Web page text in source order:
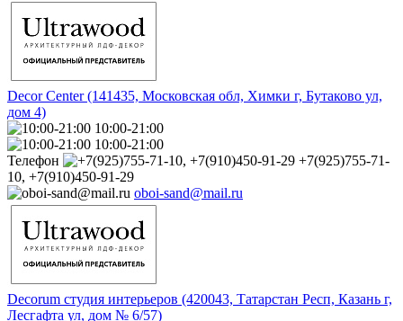
Decor Center (141435, Московская обл, Химки г, Бутаково ул,
дом 4)
10:00-21:00
10:00-21:00
Телефон
+7(925)755-71-
10, +7(910)450-91-29
oboi-sand@mail.ru
Decorum студия интерьеров (420043, Татарстан Респ, Казань г,
Лесгафта ул, дом № 6/57)